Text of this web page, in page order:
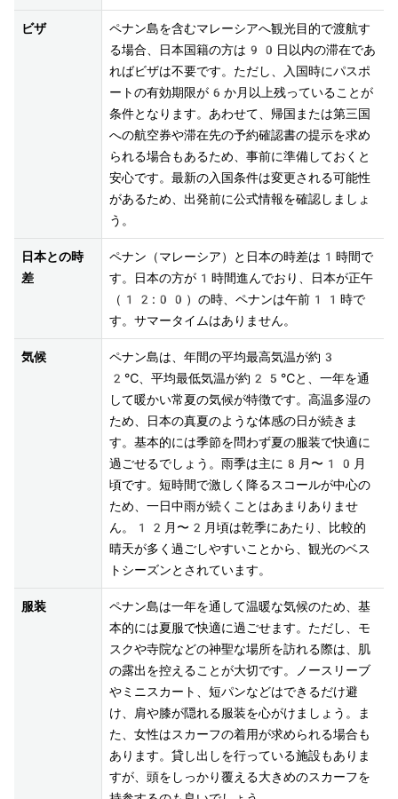
ビザ
ペナン島を含むマレーシアへ観光目的で渡航す
る場合、日本国籍の方は90日以内の滞在であ
ればビザは不要です。ただし、入国時にパスポ
ートの有効期限が6か月以上残っていることが
条件となります。あわせて、帰国または第三国
への航空券や滞在先の予約確認書の提示を求め
られる場合もあるため、事前に準備しておくと
安心です。最新の入国条件は変更される可能性
があるため、出発前に公式情報を確認しましょ
う。
日本との時
差
ペナン（マレーシア）と日本の時差は1時間で
す。日本の方が1時間進んでおり、日本が正午
（12:00）の時、ペナンは午前11時で
す。サマータイムはありません。
気候
ペナン島は、年間の平均最高気温が約3
2℃、平均最低気温が約25℃と、一年を通
して暖かい常夏の気候が特徴です。高温多湿の
ため、日本の真夏のような体感の日が続きま
す。基本的には季節を問わず夏の服装で快適に
過ごせるでしょう。雨季は主に8月〜10月
頃です。短時間で激しく降るスコールが中心の
ため、一日中雨が続くことはあまりありませ
ん。12月〜2月頃は乾季にあたり、比較的
晴天が多く過ごしやすいことから、観光のベス
トシーズンとされています。
服装
ペナン島は一年を通して温暖な気候のため、基
本的には夏服で快適に過ごせます。ただし、モ
スクや寺院などの神聖な場所を訪れる際は、肌
の露出を控えることが大切です。ノースリーブ
やミニスカート、短パンなどはできるだけ避
け、肩や膝が隠れる服装を心がけましょう。ま
た、女性はスカーフの着用が求められる場合も
あります。貸し出しを行っている施設もありま
すが、頭をしっかり覆える大きめのスカーフを